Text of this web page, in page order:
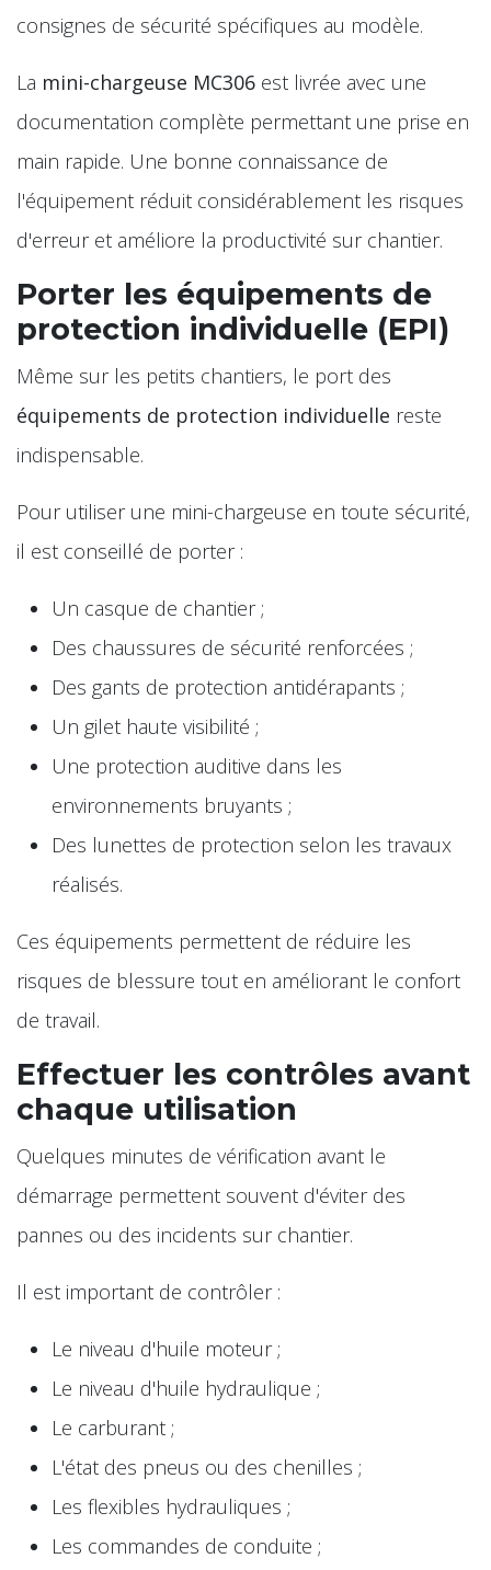
consignes de sécurité spécifiques au modèle.
La mini-chargeuse MC306 est livrée avec une
documentation complète permettant une prise en
main rapide. Une bonne connaissance de
l'équipement réduit considérablement les risques
d'erreur et améliore la productivité sur chantier.
Porter les équipements de
protection individuelle (EPI)
Même sur les petits chantiers, le port des
équipements de protection individuelle reste
indispensable.
Pour utiliser une mini-chargeuse en toute sécurité,
il est conseillé de porter :
Un casque de chantier ;
Des chaussures de sécurité renforcées ;
Des gants de protection antidérapants ;
Un gilet haute visibilité ;
Une protection auditive dans les
environnements bruyants ;
Des lunettes de protection selon les travaux
réalisés.
Ces équipements permettent de réduire les
risques de blessure tout en améliorant le confort
de travail.
Effectuer les contrôles avant
chaque utilisation
Quelques minutes de vérification avant le
démarrage permettent souvent d'éviter des
pannes ou des incidents sur chantier.
Il est important de contrôler :
Le niveau d'huile moteur ;
Le niveau d'huile hydraulique ;
Le carburant ;
L'état des pneus ou des chenilles ;
Les flexibles hydrauliques ;
Les commandes de conduite ;